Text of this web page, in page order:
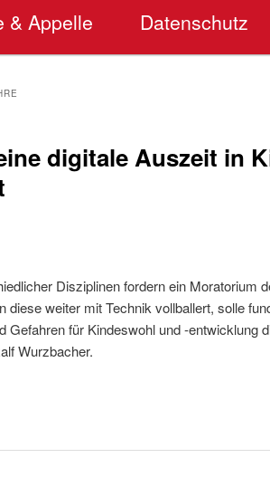
& Appelle Datenschutz
digitale Auszeit in
Disziplinen fordern ein Moratorium
weiter mit Technik vollballert, solle
Gefahren für Kindeswohl und -entwicklung
Wurzbacher.